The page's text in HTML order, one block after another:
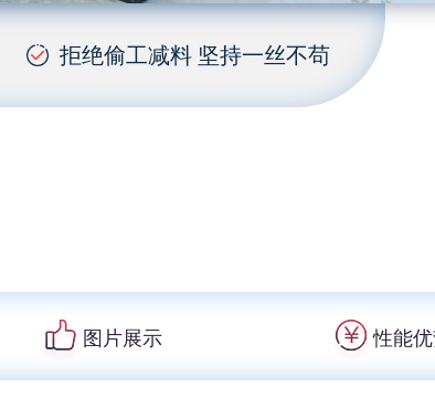
拒绝偷工减料 坚持一丝不苟
图片展示 性能